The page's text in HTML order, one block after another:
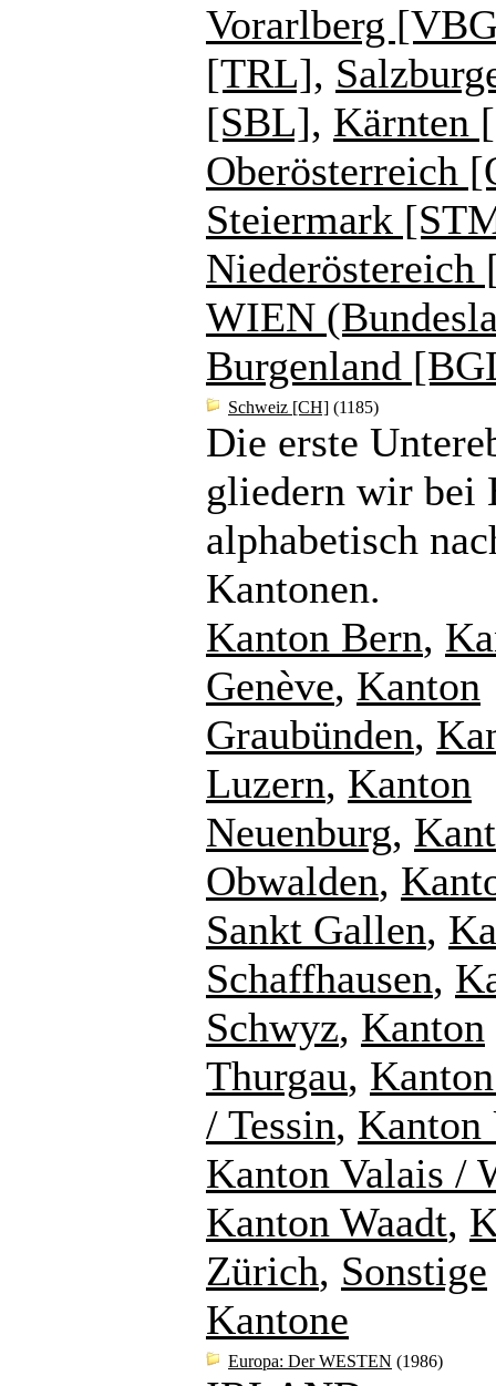
Vorarlberg
[TRL],
[SBL], Kärnten
Oberösterreich
Steiermark
Niederöstereich
WIEN
Burgenland
Schweiz [CH] (1185)
Die erste
gliedern wir bei
alphabetisch
Kantonen.
Kanton Bern,
Genève, Kanton
Graubünden,
Luzern, Kanton
Neuenburg,
Obwalden,
Sankt Gallen,
Schaffhausen,
Schwyz, Kanton
Thurgau,
/ Tessin,
Kanton Valais /
Kanton Waadt,
Zürich, Sonstige
Kantone
Europa: Der WESTEN (1986)